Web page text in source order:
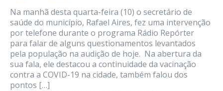
Na manhã desta quarta-feira (10) o secretário de
saúde do município, Rafael Aires, fez uma intervenção
por telefone durante o programa Rádio Repórter
para falar de alguns questionamentos levantados
pela população na audição de hoje. Na abertura da
sua fala, ele destacou a continuidade da vacinação
contra a COVID-19 na cidade, também falou dos
pontos […]